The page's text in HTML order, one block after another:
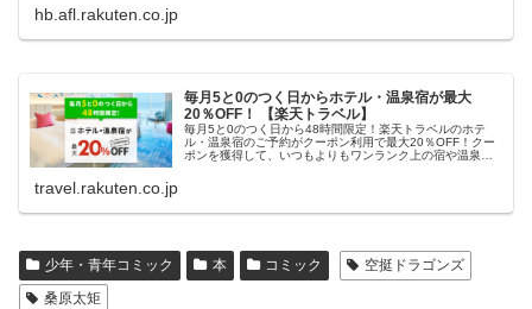
hb.afl.rakuten.co.jp
毎月5と0のつく日からホテル・温泉宿が最大
20％OFF！ 【楽天トラベル】
毎月5と0のつく日から48時間限定！楽天トラベルのホテ
ル・温泉宿のご予約がクーポン利用で最大20％OFF！クー
ポンを獲得して、いつもよりもワンランク上の宿や温泉宿
travel.rakuten.co.jp
少年・青年コミック 本 コミック
空挺ドラゴンズ
桑原太矩